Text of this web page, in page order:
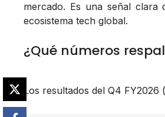
mercado. Es una señal
ecosistema tech global.
¿Qué números
Los resultados del Q4